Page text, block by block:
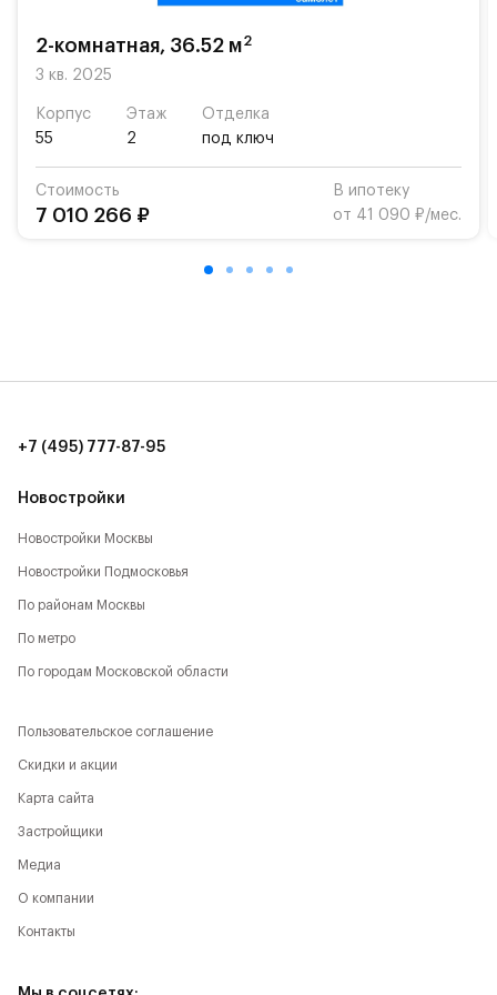
Для автомобилистов — закрытые озеленённые
парковки.
Территория квартала приватная, въезд
осуществляется по пропускам.#yan19-2r1521190#
2-комнатная, 36.52 м2
3 кв. 2025
Корпус
55
Этаж
2
Отделка
под ключ
Стоимость
7 010 266 ₽
В ипотеку
от 41 090 ₽/мес.
Новостройки
Новостройки Москвы
Новостройки Подмосковья
По районам Москвы
По метро
По городам Московской области
+7 (495) 777-87-95
Пользовательское соглашение
Скидки и акции
Карта сайта
Застройщики
Медиа
О компании
Контакты